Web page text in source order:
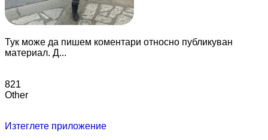
Тук може да пишем коментари относно публикуван
материал. Д...
821
Other
Изтеглете приложение